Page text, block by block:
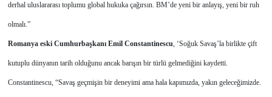
derhal uluslararası toplumu global hukuka çağırsın. BM’de yeni bir anlayış, yeni bir ruh
olmalı.”
Romanya eski Cumhurbaşkanı Emil Constantinescu, ‘Soğuk Savaş’la birlikte çift
kutuplu dünyanın tarih olduğunu ancak barışın bir türlü gelmediğini kaydetti.
Constantinescu, “Savaş geçmişin bir deneyimi ama hala kapımızda, yakın geleceğimizde.